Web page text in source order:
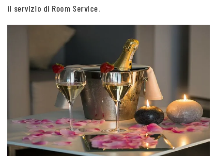
il servizio di Room Service.